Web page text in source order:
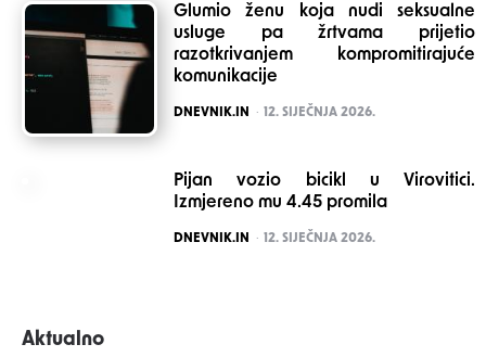
Glumio ženu koja nudi seksualne
usluge pa žrtvama prijetio
razotkrivanjem kompromitirajuće
komunikacije
POSTED
DNEVNIK.IN 12. SIJEČNJA 2026.
Pijan vozio bicikl u Virovitici.
Izmjereno mu 4.45 promila
POSTED
DNEVNIK.IN 12. SIJEČNJA 2026.
Aktualno